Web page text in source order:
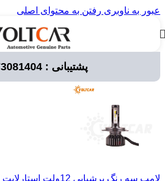
عبور به ناوبری رفتن به محتوای اصلی
پشتیبانی : 09373081404لوازم برقی خودرو/ لامپ خودرویی
لامپ سه رنگ پرشیایی 12ولت استارلایت 58 وات زنونH7